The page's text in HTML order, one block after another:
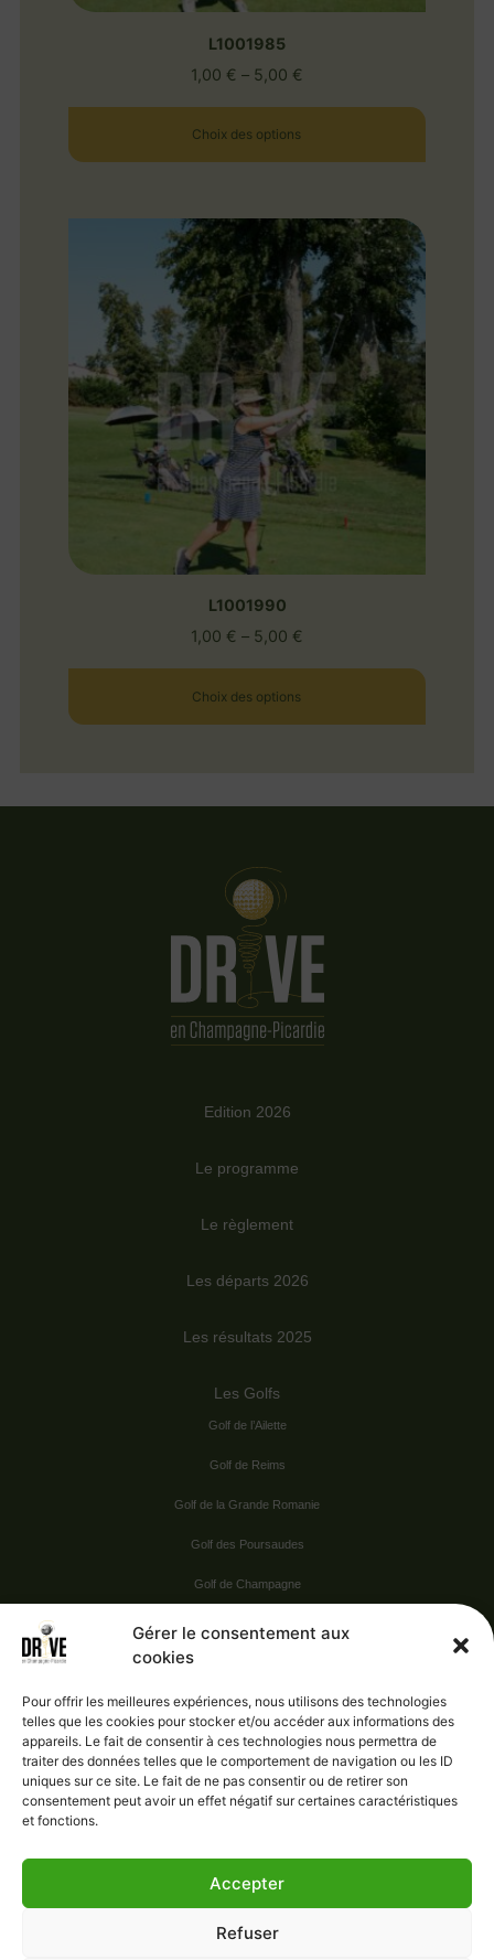
Gérer le consentement aux
cookies
Pour offrir les meilleures expériences, nous utilisons des technologies
telles que les cookies pour stocker et/ou accéder aux informations des
appareils. Le fait de consentir à ces technologies nous permettra de
traiter des données telles que le comportement de navigation ou les ID
uniques sur ce site. Le fait de ne pas consentir ou de retirer son
consentement peut avoir un effet négatif sur certaines caractéristiques
et fonctions.
Accepter
Refuser
L1001985
1,00 € – 5,00 €
Choix des options
L1001990
1,00 € – 5,00 €
Choix des options
Edition 2026
Le programme
Le règlement
Les départs 2026
Les résultats 2025
Les Golfs
Golf de l’Ailette
Golf de Reims
Golf de la Grande Romanie
Golf des Poursaudes
Golf de Champagne
Vie pratique
Nous contacter
Administration